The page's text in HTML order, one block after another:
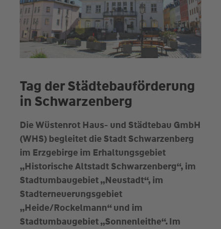
Tag der Städtebauförderung
in Schwarzenberg
Die Wüstenrot Haus- und Städtebau GmbH
(WHS) begleitet die Stadt Schwarzenberg
im Erzgebirge im Erhaltungsgebiet
„Historische Altstadt Schwarzenberg“, im
Stadtumbaugebiet „Neustadt“, im
Stadterneuerungsgebiet
„Heide/Rockelmann“ und im
Stadtumbaugebiet „Sonnenleithe“. Im